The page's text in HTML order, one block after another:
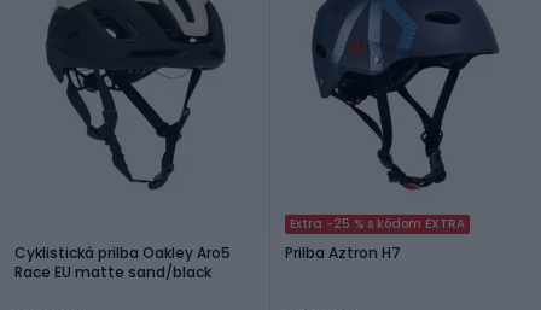
Cyklistická prilba Oakley Aro5
Race EU matte sand/black
Extra -25 % s kódom EXTRA
Prilba Aztron H7